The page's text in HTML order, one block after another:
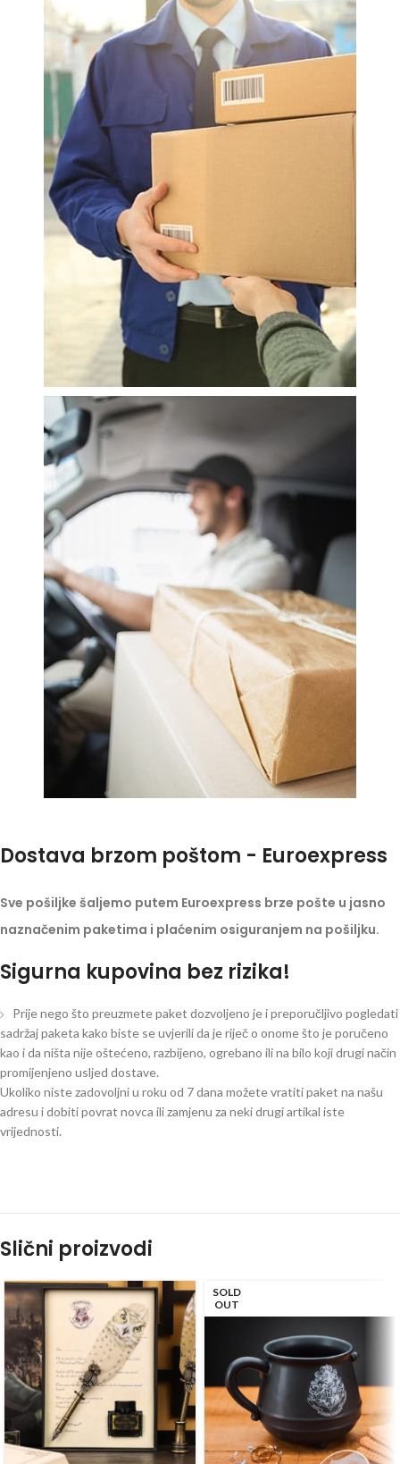
Dostava brzom poštom - Euroexpress
Sve pošiljke šaljemo putem Euroexpress brze pošte u jasno
naznačenim paketima i plaćenim osiguranjem na pošiljku.
Sigurna kupovina bez rizika!
Prije nego što preuzmete paket dozvoljeno je i preporučljivo pogledati
sadržaj paketa kako biste se uvjerili da je riječ o onome što je poručeno
kao i da ništa nije oštećeno, razbijeno, ogrebano ili na bilo koji drugi način
promijenjeno usljed dostave.
Ukoliko niste zadovoljni u roku od 7 dana možete vratiti paket na našu
adresu i dobiti povrat novca ili zamjenu za neki drugi artikal iste
vrijednosti.
Slični proizvodi
SOLD
OUT